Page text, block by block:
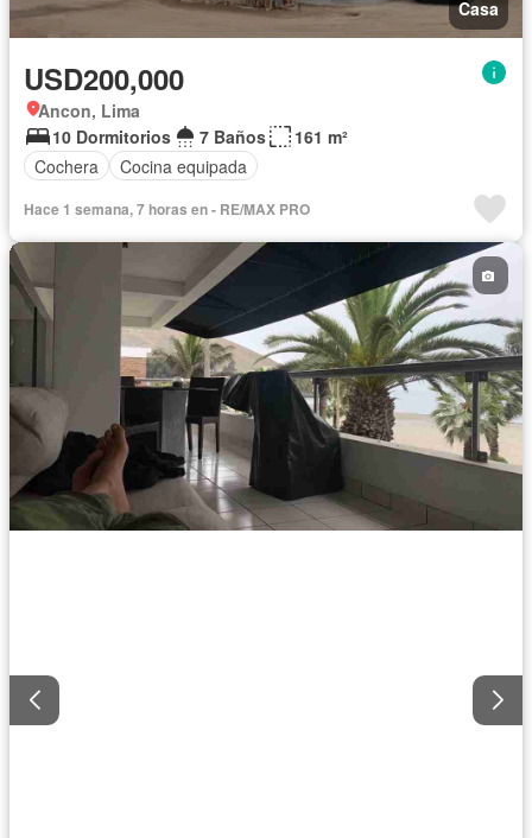
Casa
USD200,000
Ancon, Lima
10 Dormitorios
7 Baños
161 m²
Cochera
Cocina equipada
Hace 1 semana, 7 horas en - RE/MAX PRO